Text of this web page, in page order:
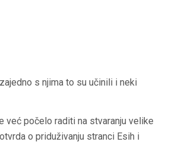
s njima to su učinili i neki
već počelo raditi na stvaranju velike
o priduživanju stranci Esih i